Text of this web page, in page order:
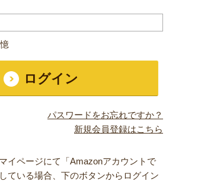
パスワードをお忘れですか？
新規会員登録はこちら
イページにて「Amazonアカウントで
ている場合、下のボタンからログイン